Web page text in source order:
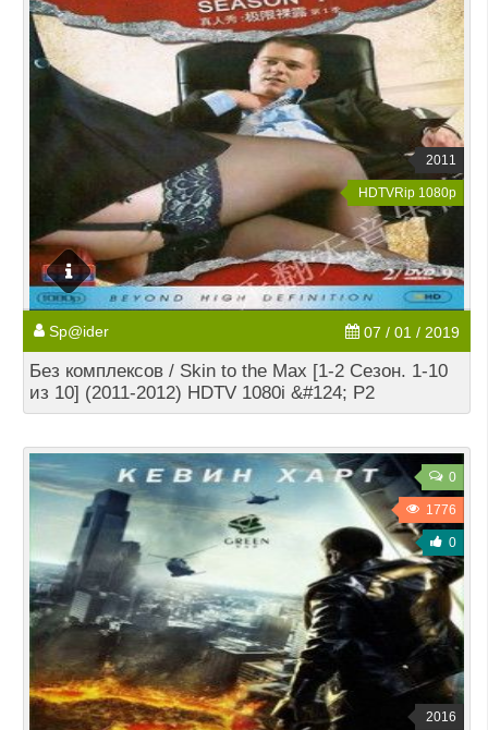
2011
HDTVRip 1080p
Sp@ider 07 / 01 / 2019
Без комплексов / Skin to the Max [1-2 Сезон. 1-10
из 10] (2011-2012) HDTV 1080i &#124; P2
0
1776
0
2016